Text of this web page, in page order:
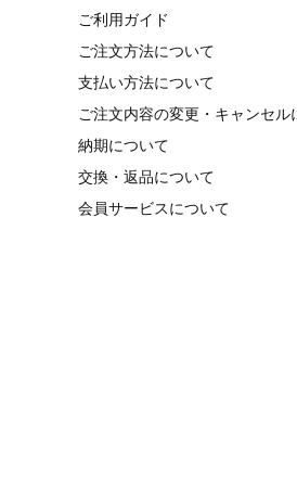
ご利用ガイド
ご注文方法について
支払い方法について
ご注文内容の変更・キャンセル
納期について
交換・返品について
会員サービスについて